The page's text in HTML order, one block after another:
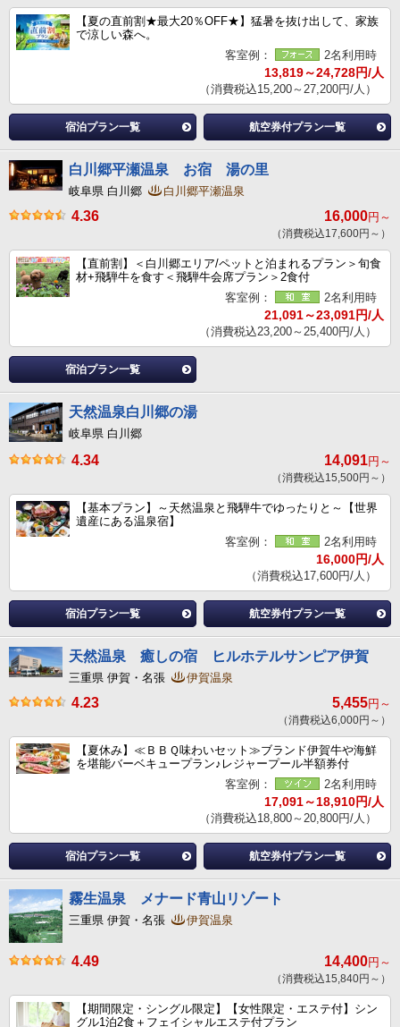
【夏の直前割★最大20％OFF★】猛暑を抜け出して、家族
で涼しい森へ。
客室例：
2名利用時
13,819～24,728円/人
（消費税込15,200～27,200円/人）
宿泊プラン一覧 航空券付プラン一覧
白川郷平瀬温泉 お宿 湯の里
岐阜県 白川郷 白川郷平瀬温泉
4.36 16,000円～
（消費税込17,600円～）
【直前割】＜白川郷エリア/ペットと泊まれるプラン＞旬食
材+飛騨牛を食す＜飛騨牛会席プラン＞2食付
客室例：
2名利用時
21,091～23,091円/人
（消費税込23,200～25,400円/人）
宿泊プラン一覧
天然温泉白川郷の湯
岐阜県 白川郷
4.34 14,091円～
（消費税込15,500円～）
【基本プラン】～天然温泉と飛騨牛でゆったりと～【世界
遺産にある温泉宿】
客室例：
2名利用時
16,000円/人
（消費税込17,600円/人）
宿泊プラン一覧 航空券付プラン一覧
天然温泉 癒しの宿 ヒルホテルサンピア伊賀
三重県 伊賀・名張 伊賀温泉
4.23 5,455円～
（消費税込6,000円～）
【夏休み】≪ＢＢＱ味わいセット≫ブランド伊賀牛や海鮮
を堪能バーベキュープラン♪レジャープール半額券付
客室例：
2名利用時
17,091～18,910円/人
（消費税込18,800～20,800円/人）
宿泊プラン一覧 航空券付プラン一覧
霧生温泉 メナード青山リゾート
三重県 伊賀・名張 伊賀温泉
4.49 14,400円～
（消費税込15,840円～）
【期間限定・シングル限定】【女性限定・エステ付】シン
グル1泊2食＋フェイシャルエステ付プラン